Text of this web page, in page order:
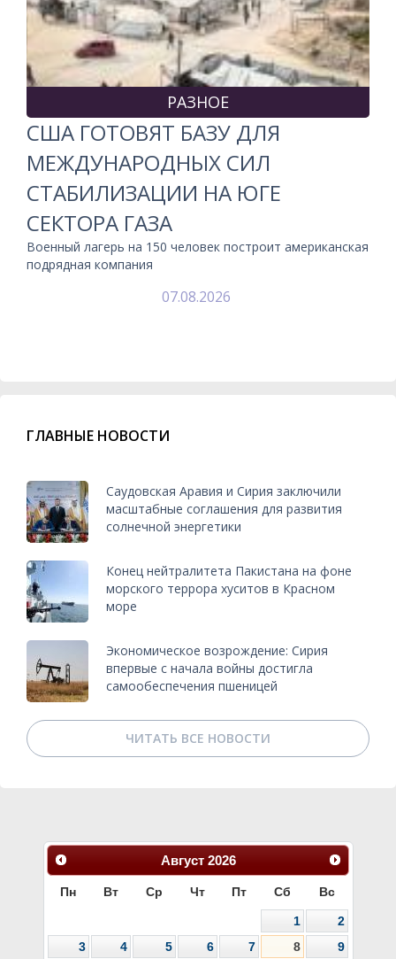
РАЗНОЕ
США ГОТОВЯТ БАЗУ ДЛЯ
МЕЖДУНАРОДНЫХ СИЛ
СТАБИЛИЗАЦИИ НА ЮГЕ
СЕКТОРА ГАЗА
Военный лагерь на 150 человек построит американская
подрядная компания
07.08.2026
ГЛАВНЫЕ НОВОСТИ
Саудовская Аравия и Сирия заключили
масштабные соглашения для развития
солнечной энергетики
Конец нейтралитета Пакистана на фоне
морского террора хуситов в Красном
море
Экономическое возрождение: Сирия
впервые с начала войны достигла
самообеспечения пшеницей
ЧИТАТЬ ВСЕ НОВОСТИ
Август 2026
Пн Вт Ср Чт Пт Сб Вс
1
2
3
4 5 6 7 8
9